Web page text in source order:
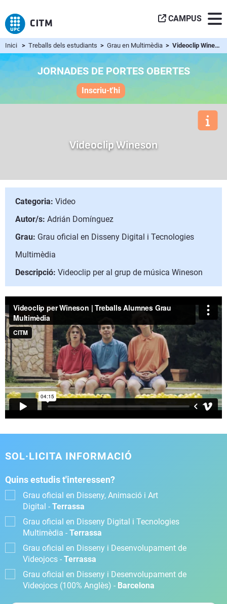
CAMPUS
Inici > Treballs dels estudiants > Grau en Multimèdia > Videoclip Wineson
JORNADES DE PORTES OBERTES
Inscriu-t'hi
Videoclip Wineson
Categoria: Video
Autor/s: Adrián Domínguez
Grau: Grau oficial en Disseny Digital i Tecnologies
Multimèdia
Descripció: Videoclip per al grup de música Wineson
SOL·LICITA INFORMACIÓ
Quins estudis t'interessen?
Grau oficial en Disseny, Animació i Art
Digital - Terrassa
Grau oficial en Disseny Digital i Tecnologies
Multimèdia - Terrassa
Grau oficial en Disseny i Desenvolupament de
Videojocs - Terrassa
Grau oficial en Disseny i Desenvolupament de
Videojocs (100% Anglès) - Barcelona